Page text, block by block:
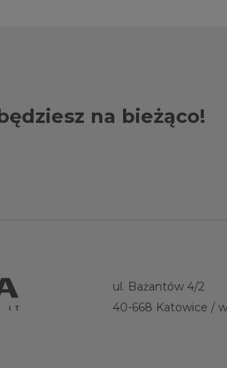
na bieżąco!
ul. Bażantów 4/2
40-668 Katowice /